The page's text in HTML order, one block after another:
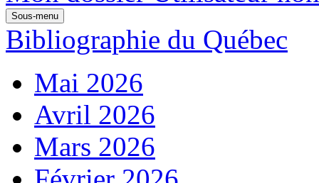
Sous-menu
Bibliographie du Québec
Mai 2026
Avril 2026
Mars 2026